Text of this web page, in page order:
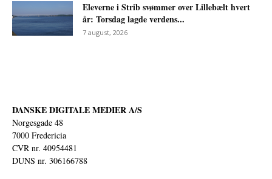
Eleverne i Strib svømmer over Lillebælt hvert
år: Torsdag lagde verdens...
7 august, 2026
DANSKE DIGITALE MEDIER A/S
Norgesgade 48
7000 Fredericia
CVR nr. 40954481
DUNS nr. 306166788